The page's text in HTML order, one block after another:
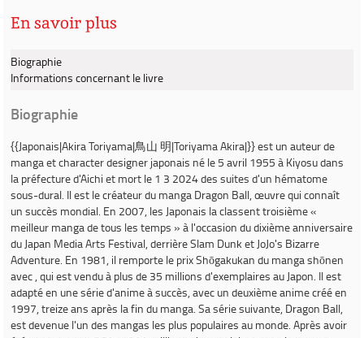
En savoir plus
Biographie
Informations concernant le livre
Biographie
{{Japonais|Akira Toriyama|鳥山 明|Toriyama Akira|}} est un auteur de
manga etcharacter designer japonais né le 5 avril 1955 à Kiyosu dans
la préfecture d'Aichi et mort le 1 3 2024 des suites d'un hématome
sous-dural. Il est le créateur du manga Dragon Ball, œuvre qui connaît
un succès mondial. En 2007, les Japonais la classent troisième «
meilleur manga de tous les temps » à l'occasion du dixième anniversaire
du Japan Media Arts Festival, derrièreSlam Dunket JoJo's Bizarre
Adventure. En 1981, il remporte le prix Shōgakukan du mangashōnen
avec , qui est vendu à plus de 35 millions d'exemplaires au Japon. Il est
adapté en une série d'anime à succès, avec un deuxième anime créé en
1997, treize ans après la fin du manga. Sa série suivante, Dragon Ball,
est devenue l'un des mangas les plus populaires au monde. Après avoir